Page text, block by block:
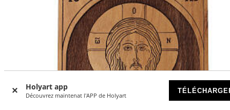
Holyart app
Découvrez maintenat l'APP de Holyart